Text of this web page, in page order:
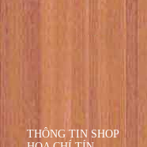
THÔNG TIN SHOP